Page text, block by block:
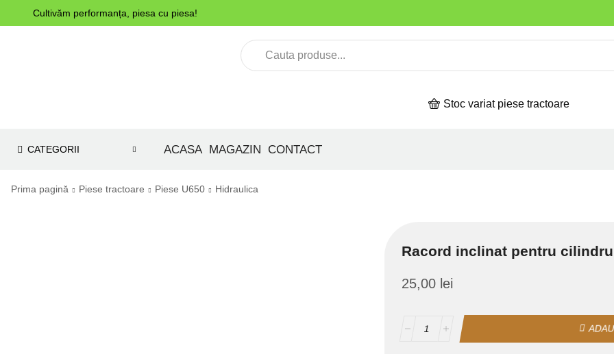
Cultivăm performanța, piesa cu piesa!
Stoc variat piese tractoare
CATEGORII ACASA MAGAZIN CONTACT
Prima pagină Piese tractoare Piese U650 Hidraulica
Racord inclinat pentru
25,00 lei